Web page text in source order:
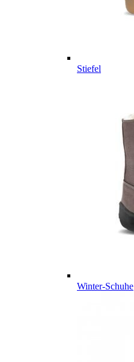
Stiefel
Winter-Schuhe